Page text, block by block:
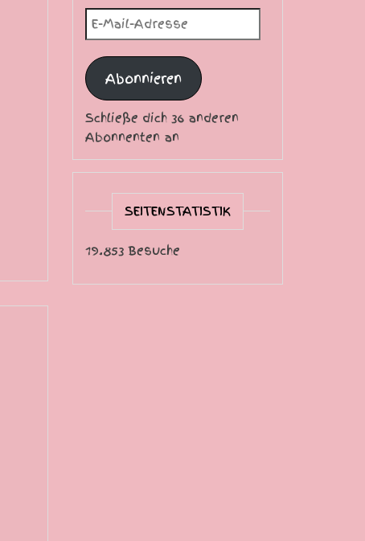
E-Mail-Adresse
Abonnieren
Schließe dich 36 anderen
Abonnenten an
SEITENSTATISTIK
19.853 Besuche